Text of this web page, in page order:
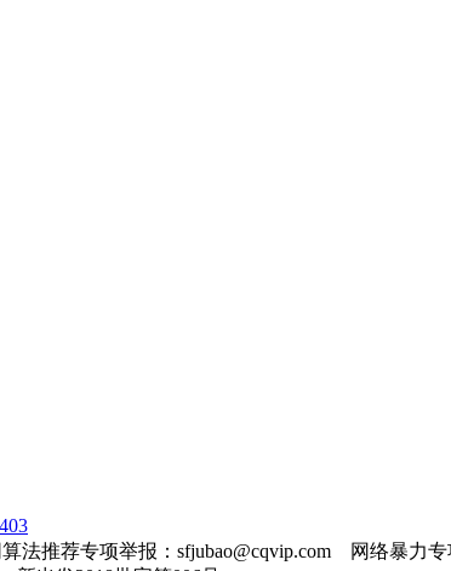
法推荐专项举报：sfjubao@cqvip.com 网络暴力专